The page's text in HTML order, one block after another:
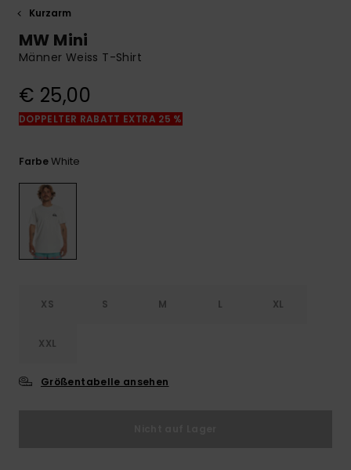
Finden Sie
unser
Kontaktformular.
Kurzarm
MW Mini
Männer Weiss T-Shirt
€ 25,00
DOPPELTER RABATT EXTRA 25 %
FarbeWhite
XS S M L XL
XXL
Größentabelle ansehen